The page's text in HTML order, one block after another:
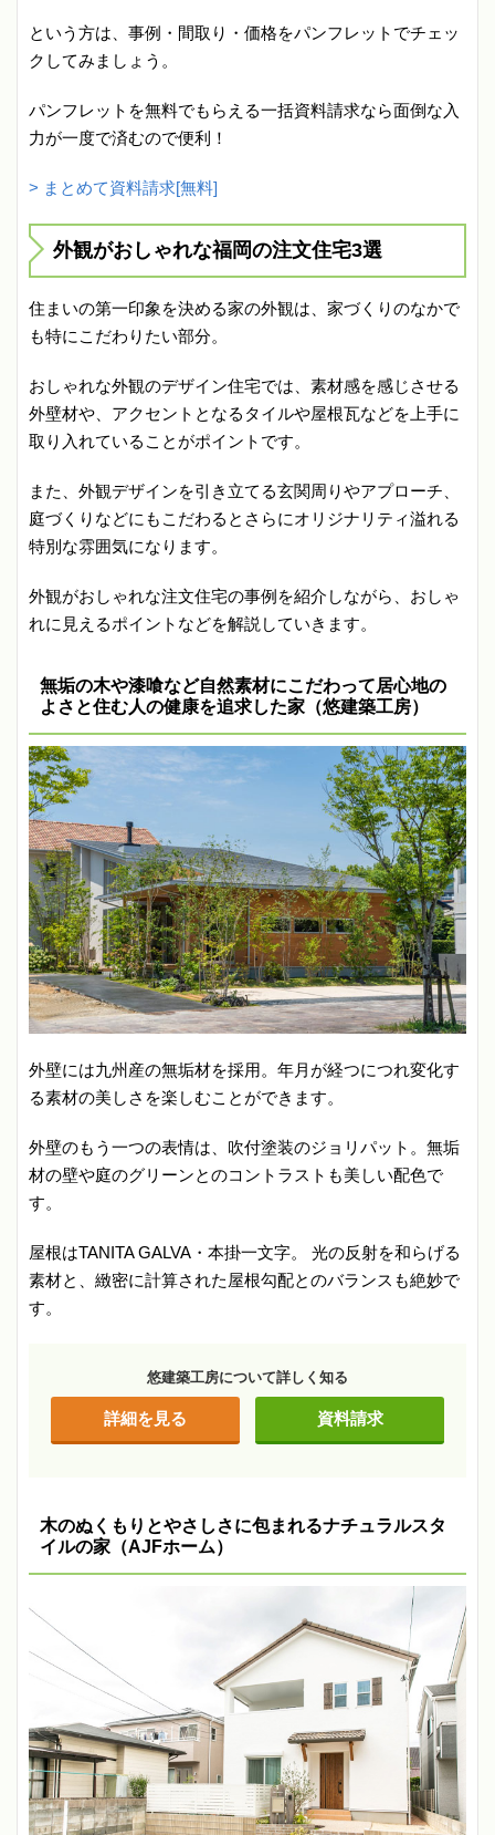
という方は、事例・間取り・価格をパンフレットでチェッ
クしてみましょう。
パンフレットを無料でもらえる一括資料請求なら面倒な入
力が一度で済むので便利！
> まとめて資料請求[無料]
外観がおしゃれな福岡の注文住宅3選
住まいの第一印象を決める家の外観は、家づくりのなかで
も特にこだわりたい部分。
おしゃれな外観のデザイン住宅では、素材感を感じさせる
外壁材や、アクセントとなるタイルや屋根瓦などを上手に
取り入れていることがポイントです。
また、外観デザインを引き立てる玄関周りやアプローチ、
庭づくりなどにもこだわるとさらにオリジナリティ溢れる
特別な雰囲気になります。
外観がおしゃれな注文住宅の事例を紹介しながら、おしゃ
れに見えるポイントなどを解説していきます。
無垢の木や漆喰など自然素材にこだわって居心地の
よさと住む人の健康を追求した家（悠建築工房）
外壁には九州産の無垢材を採用。年月が経つにつれ変化す
る素材の美しさを楽しむことができます。
外壁のもう一つの表情は、吹付塗装のジョリパット。無垢
材の壁や庭のグリーンとのコントラストも美しい配色で
す。
屋根はTANITA GALVA・本掛一文字。 光の反射を和らげる
素材と、緻密に計算された屋根勾配とのバランスも絶妙で
す。
悠建築工房について詳しく知る
詳細を見る 資料請求
木のぬくもりとやさしさに包まれるナチュラルスタ
イルの家（AJFホーム）